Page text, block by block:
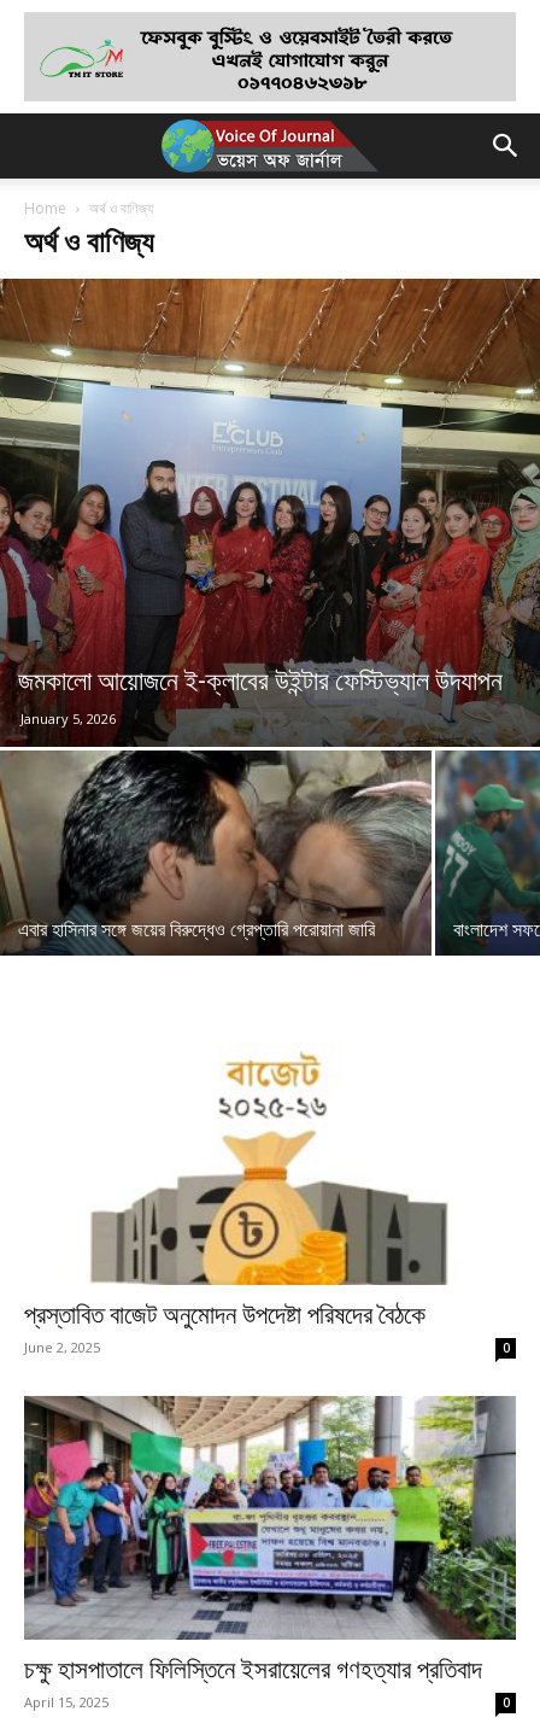
Home অর্থ ও বাণিজ্য
অর্থ ও বাণিজ্য
জমকালো আয়োজনে ই-ক্লাবের উইন্টার ফেস্টিভ্যাল উদযাপন
January 5, 2026
এবার হাসিনার সঙ্গে জয়ের বিরুদ্ধেও গ্রেপ্তারি পরোয়ানা জারি বাংলাদেশ
প্রস্তাবিত বাজেট অনুমোদন উপদেষ্টা পরিষদের বৈঠকে
June 2, 2025 0
চক্ষু হাসপাতালে ফিলিস্তিনে ইসরায়েলের গণহত্যার প্রতিবাদ
April 15, 2025 0